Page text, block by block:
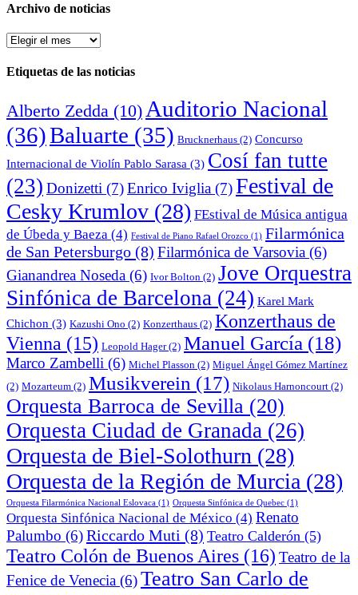
Archivo de noticias
Archivo
noticias
Etiquetas de las noticias
Alberto Zedda (10)Auditorio Nacional
(36)Baluarte (35) Brucknerhaus (2) Concurso
Internacional de Violín Pablo Sarasa (3) Cosí fan tutte
(23) Donizetti (7)Enrico Iviglia (7)Festival de
Cesky Krumlov (28) FEstival de Música antigua
de Úbeda y Baeza (4) Festival de Piano Rafael Orozco (1) Filarmónica
de San Petersburgo (8) Filarmónica de Varsovia (6)
Gianandrea Noseda (6) Ivor Bolton (2) Jove Orquestra
Sinfónica de Barcelona (24) Karel Mark
Chichon (3) Kazushi Ono (2) Konzerthaus (2) Konzerthaus de
Vienna (15) Leopold Hager(2) Manuel García (18)
Marco Zambelli (6) Michel Plasson (2) Miguel Ángel Gómez Martínez
(2) Mozarteum (2) Musikverein (17) Nikolaus Harnoncourt (2)
Orquesta Barroca de Sevilla (20)
Orquesta Ciudad de Granada (26)
Orquesta de Biel-Solothurn (28)
Orquesta de la Región de Murcia (28)
Orquesta Filarmónica Nacional Eslovaca (1) Orquesta Sinfónica de Quebec (1)
Orquesta Sinfónica Nacional de México (4) Renato
Palumbo (6)Riccardo Muti (8) Teatro Calderón (5)
Teatro Colón de Buenos Aires (16) Teatro de la
Fenice de Venecia (6)Teatro San Carlo de